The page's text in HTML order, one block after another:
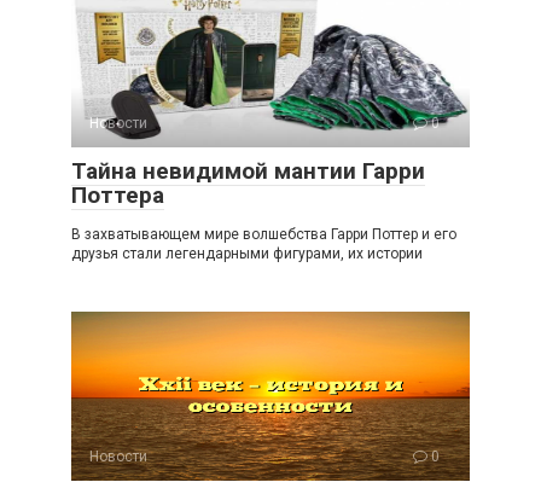
Новости 0
Тайна невидимой мантии Гарри
Поттера
В захватывающем мире волшебства Гарри Поттер и его
друзья стали легендарными фигурами, их истории
Новости 0